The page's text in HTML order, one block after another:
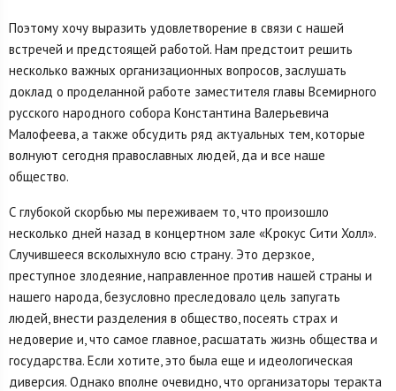
Поэтому хочу выразить удовлетворение в связи с нашей
встречей и предстоящей работой. Нам предстоит решить
несколько важных организационных вопросов, заслушать
доклад о проделанной работе заместителя главы Всемирного
русского народного собора Константина Валерьевича
Малофеева, а также обсудить ряд актуальных тем, которые
волнуют сегодня православных людей, да и все наше
общество.
С глубокой скорбью мы переживаем то, что произошло
несколько дней назад в концертном зале «Крокус Сити Холл».
Случившееся всколыхнуло всю страну. Это дерзкое,
преступное злодеяние, направленное против нашей страны и
нашего народа, безусловно преследовало цель запугать
людей, внести разделения в общество, посеять страх и
недоверие и, что самое главное, расшатать жизнь общества и
государства. Если хотите, это была еще и идеологическая
диверсия. Однако вполне очевидно, что организаторы теракта